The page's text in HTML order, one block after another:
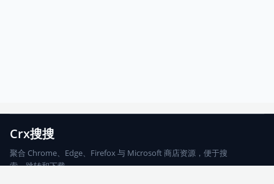
Crx搜搜
聚合 Chrome、Edge、Firefox 与 Microsoft 商店资源，便于搜
索、跳转和下载。